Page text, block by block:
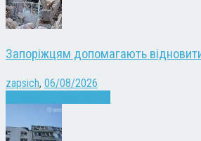
Запоріжцям допомагають
zapsich, 06/08/2026